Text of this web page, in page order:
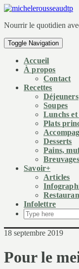
Nourrir le quotidien
Toggle Navigation
Accueil
À propos
Contact
Recettes
Déjeuners
Soupes
Lunchs et
Plats
Desserts
Pains,
Breuvages
Savoir+
Articles
Infolettre
18 septembre 2019
Pour le